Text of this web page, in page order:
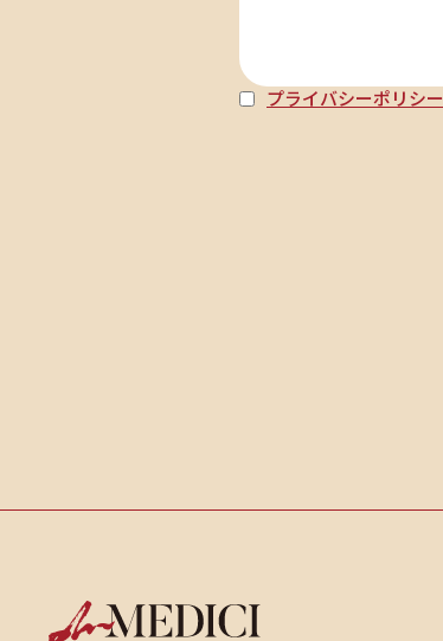
プライバシーポリシー